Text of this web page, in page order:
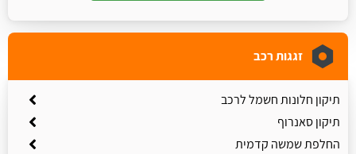
זגגות רכב
תיקון חלונות חשמל לרכב
תיקון סאנרוף
החלפת שמשה קדמית